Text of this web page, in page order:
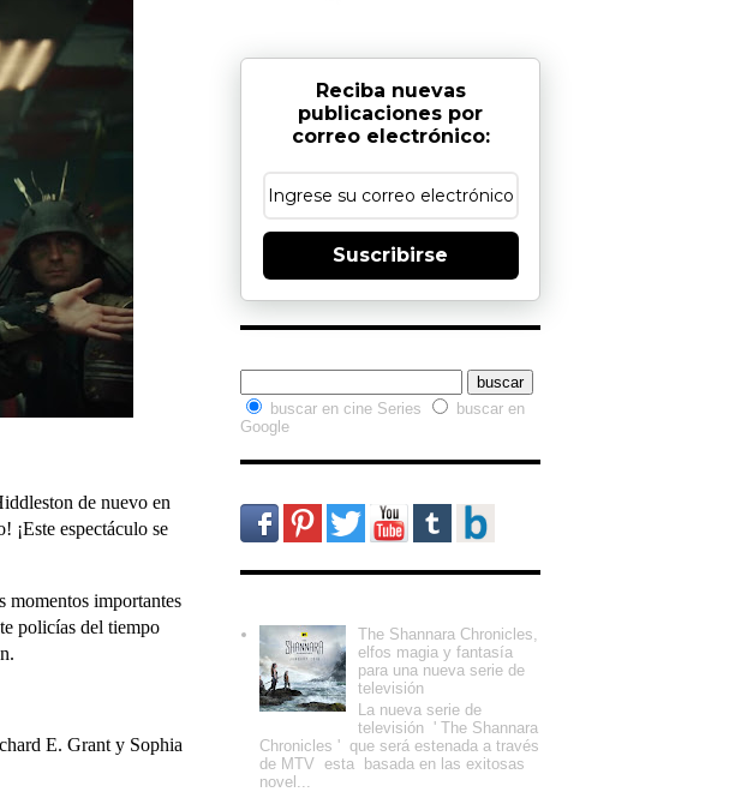
de nuevo en
¡Este espectáculo se
momentos importantes
policías del tiempo
E. Grant y Sophia
Reciba nuevas
publicaciones por
correo electrónico:
Suscribirse
buscar en cine Series
buscar en
Google
The Shannara Chronicles,
elfos magia y fantasía
para una nueva serie de
televisión
La nueva serie de
televisión ' The Shannara
Chronicles ' que será estenada a través
de MTV esta basada en las exitosas
novel...